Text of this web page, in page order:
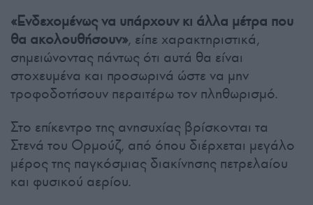
«Ενδεχομένως να υπάρχουν κι άλλα μέτρα που
θα ακολουθήσουν», είπε χαρακτηριστικά,
σημειώνοντας πάντως ότι αυτά θα είναι
στοχευμένα και προσωρινά ώστε να μην
τροφοδοτήσουν περαιτέρω τον πληθωρισμό.
Στο επίκεντρο της ανησυχίας βρίσκονται τα
Στενά του Ορμούζ, από όπου διέρχεται μεγάλο
μέρος της παγκόσμιας διακίνησης πετρελαίου
και φυσικού αερίου.